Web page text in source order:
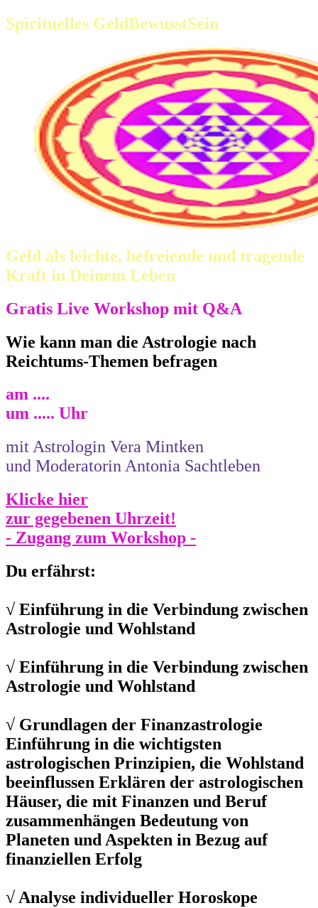
Spirituelles GeldBewusstSein
Geld als leichte, befreiende und tragende
Kraft in Deinem Leben
Gratis Live Workshop mit Q&A
Wie kann man die Astrologie nach
Reichtums-Themen befragen
am ....
um ..... Uhr
mit Astrologin Vera Mintken
und Moderatorin Antonia Sachtleben
Klicke hier
zur gegebenen Uhrzeit!
- Zugang zum Workshop -
Du erfährst:
√ Einführung in die Verbindung zwischen
Astrologie und Wohlstand
√ Einführung in die Verbindung zwischen
Astrologie und Wohlstand
√ Grundlagen der Finanzastrologie
Einführung in die wichtigsten
astrologischen Prinzipien, die Wohlstand
beeinflussen Erklären der astrologischen
Häuser, die mit Finanzen und Beruf
zusammenhängen Bedeutung von
Planeten und Aspekten in Bezug auf
finanziellen Erfolg
√ Analyse individueller Horoskope